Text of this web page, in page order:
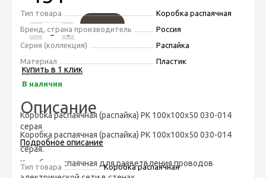
- +
Купить в 1 клик
В наличии
Коробка распаячная (распайка) РК 100х100х50 030-014
серая
Подробное описание
Тип товара Коробка распаячная
Тип товара
Коробка распаячная
Бренд, страна производитель
Россия
Серия (коллекция)
Распайка
Материал
Пластик
Описание
Коробка распаячная (распайка) РК 100х100х50 030-014
серая.
Коробка распаячная для разветвления проводов